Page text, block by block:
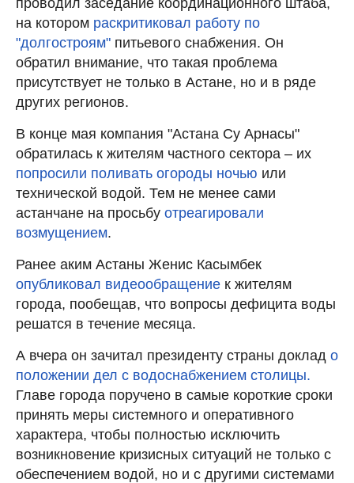
на котором раскритиковал работу по
"долгостроям" питьевого снабжения. Он
обратил внимание, что такая проблема
присутствует не только в Астане, но и в ряде
других регионов.
В конце мая компания "Астана Су Арнасы"
обратилась к жителям частного сектора – их
попросили поливать огороды ночью или
технической водой. Тем не менее сами
астанчане на просьбу отреагировали
возмущением.
Ранее аким Астаны Женис Касымбек
опубликовал видеообращение к жителям
города, пообещав, что вопросы дефицита воды
решатся в течение месяца.
А вчера он зачитал президенту страны доклад о
положении дел с водоснабжением столицы.
Главе города поручено в самые короткие сроки
принять меры системного и оперативного
характера, чтобы полностью исключить
возникновение кризисных ситуаций не только с
обеспечением водой, но и с другими системами